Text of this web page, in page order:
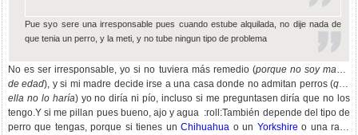
Pue syo sere una irresponsable pues cuando estube alquilada, no dije nada de
que tenia un perro, y la meti, y no tube ningun tipo de problema
No es ser irresponsable, yo si no tuviera más remedio (porque no soy mayor
de edad), y si mi madre decide irse a una casa donde no admitan perros (que
ella no lo haría) yo no diría ni pío, incluso si me preguntasen diría que no los
tengo.Y si me pillan pues bueno, ajo y agua :roll:También depende del tipo de
perro que tengas, porque si tienes unChihuahua o un Yorkshire o una raza